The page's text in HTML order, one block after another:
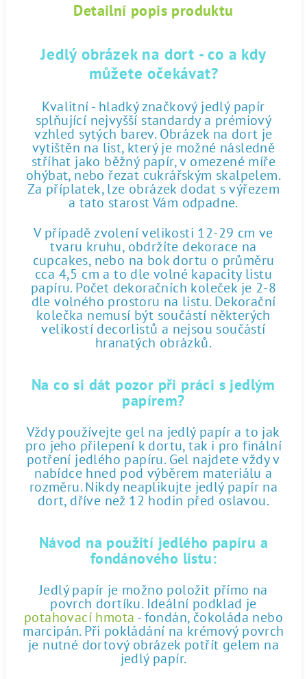
Detailní popis produktu
Jedlý obrázek na dort - co a kdy
můžete očekávat?
Kvalitní - hladký značkový jedlý papír
splňující nejvyšší standardy a prémiový
vzhled sytých barev. Obrázek na dort je
vytištěn na list, který je možné následně
stříhat jako běžný papír, v omezené míře
ohýbat, nebo řezat cukrářským skalpelem.
Za příplatek, lze obrázek dodat s výřezem
a tato starost Vám odpadne.
V případě zvolení velikosti 12-29 cm ve
tvaru kruhu, obdržíte dekorace na
cupcakes, nebo na bok dortu o průměru
cca 4,5 cm a to dle volné kapacity listu
papíru. Počet dekoračních koleček je 2-8
dle volného prostoru na listu. Dekorační
kolečka nemusí být součástí některých
velikostí decorlistů a nejsou součástí
hranatých obrázků.
Na co si dát pozor při práci s jedlým
papírem?
Vždy používejte gel na jedlý papír a to jak
pro jeho přilepení k dortu, tak i pro finální
potření jedlého papíru. Gel najdete vždy v
nabídce hned pod výběrem materiálu a
rozměru. Nikdy neaplikujte jedlý papír na
dort, dříve než 12 hodin před oslavou.
Návod na použití jedlého papíru a
fondánového listu:
Jedlý papír je možno položit přímo na
povrch dortíku. Ideální podklad je
potahovací hmota - fondán, čokoláda nebo
marcipán. Při pokládání na krémový povrch
je nutné dortový obrázek potřít gelem na
jedlý papír.